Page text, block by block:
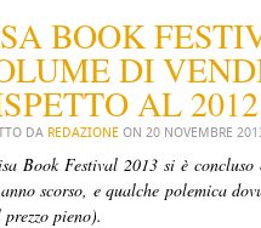
BOOK
DI
AL 2012
DA REDAZIONE ON 20 NOVEMBRE
Book Festival 2013 si è
scorso, e qualche polemica
pieno).